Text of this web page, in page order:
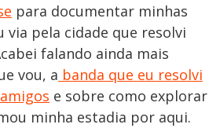
para documentar minhas
via pela cidade que resolvi
falando ainda mais
vou, a banda que eu resolvi
e sobre como explorar
minha estadia por aqui.